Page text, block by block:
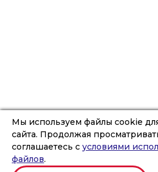
Мы используем файлы cookie
сайта. Продолжая
соглашаетесь с условиями
файлов.